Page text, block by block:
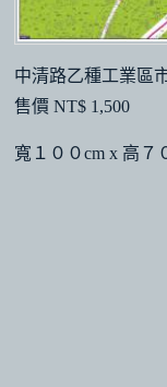
中清路乙種工業區
售價 NT$ 1,500
寬１００cm x 高７